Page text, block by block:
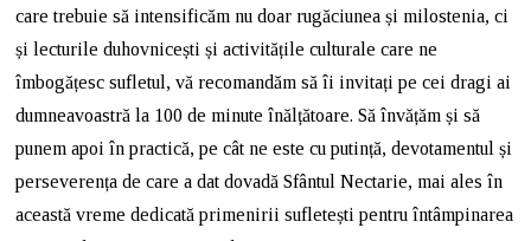
care trebuie să intensificăm nu doar rugăciunea și milostenia, ci
și lecturile duhovnicești și activitățile culturale care ne
îmbogățesc sufletul, vă recomandăm să îi invitați pe cei dragi ai
dumneavoastră la 100 de minute înălțătoare. Să învățăm și să
punem apoi în practică, pe cât ne este cu putință, devotamentul și
perseverența de care a dat dovadă Sfântul Nectarie, mai ales în
această vreme dedicată primenirii sufletești pentru întâmpinarea